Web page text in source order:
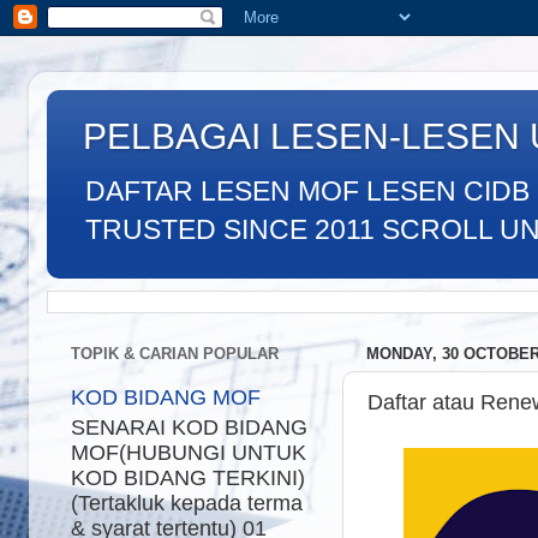
PELBAGAI LESEN-LESEN
DAFTAR LESEN MOF LESEN
TRUSTED SINCE 2011 SCROLL
MONDAY, 30
Daftar atau
TOPIK & CARIAN POPULAR
KOD BIDANG MOF
SENARAI KOD BIDANG
MOF(HUBUNGI UNTUK
KOD BIDANG TERKINI)
(Tertakluk kepada terma
& syarat tertentu) 01